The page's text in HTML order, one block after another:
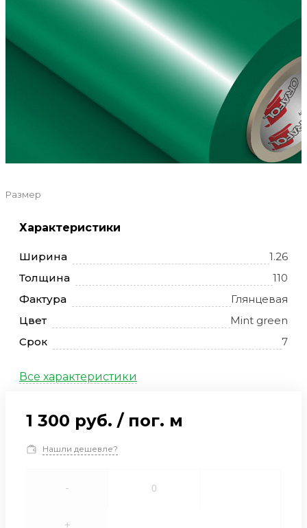
Размер
Характеристики
Ширина
1.26
Толщина
110
Фактура
Глянцевая
Цвет
Mint green
Срок
7
Все характеристики
1 300 руб. / пог. м
Нашли дешевле?
-
+